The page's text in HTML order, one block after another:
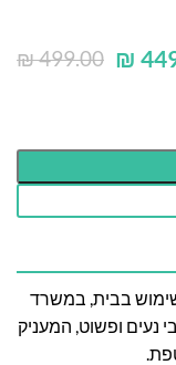
₪499.00 ₪
ס"מ, מתאים לשימוש בבית, במשרד
נעים ופשוט, המעניק